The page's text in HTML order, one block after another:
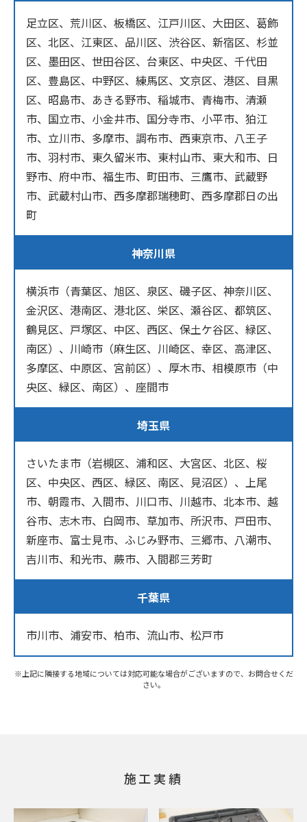
足立区、荒川区、板橋区、江戸川区、大田区、葛飾
区、北区、江東区、品川区、渋谷区、新宿区、杉並
区、墨田区、世田谷区、台東区、中央区、千代田
区、豊島区、中野区、練馬区、文京区、港区、目黒
区、昭島市、あきる野市、稲城市、青梅市、清瀬
市、国立市、小金井市、国分寺市、小平市、狛江
市、立川市、多摩市、調布市、西東京市、八王子
市、羽村市、東久留米市、東村山市、東大和市、日
野市、府中市、福生市、町田市、三鷹市、武蔵野
市、武蔵村山市、西多摩郡瑞穂町、西多摩郡日の出
町
神奈川県
横浜市（青葉区、旭区、泉区、磯子区、神奈川区、
金沢区、港南区、港北区、栄区、瀬谷区、都筑区、
鶴見区、戸塚区、中区、西区、保土ケ谷区、緑区、
南区）、川崎市（麻生区、川崎区、幸区、高津区、
多摩区、中原区、宮前区）、厚木市、相模原市（中
央区、緑区、南区）、座間市
埼玉県
さいたま市（岩槻区、浦和区、大宮区、北区、桜
区、中央区、西区、緑区、南区、見沼区）、上尾
市、朝霞市、入間市、川口市、川越市、北本市、越
谷市、志木市、白岡市、草加市、所沢市、戸田市、
新座市、富士見市、ふじみ野市、三郷市、八潮市、
吉川市、和光市、蕨市、入間郡三芳町
千葉県
市川市、浦安市、柏市、流山市、松戸市
※上記に隣接する地域については対応可能な場合がございますので、お問合せくだ
さい。
施工実績